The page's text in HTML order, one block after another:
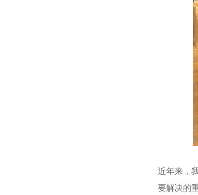
近年来，
要解决的